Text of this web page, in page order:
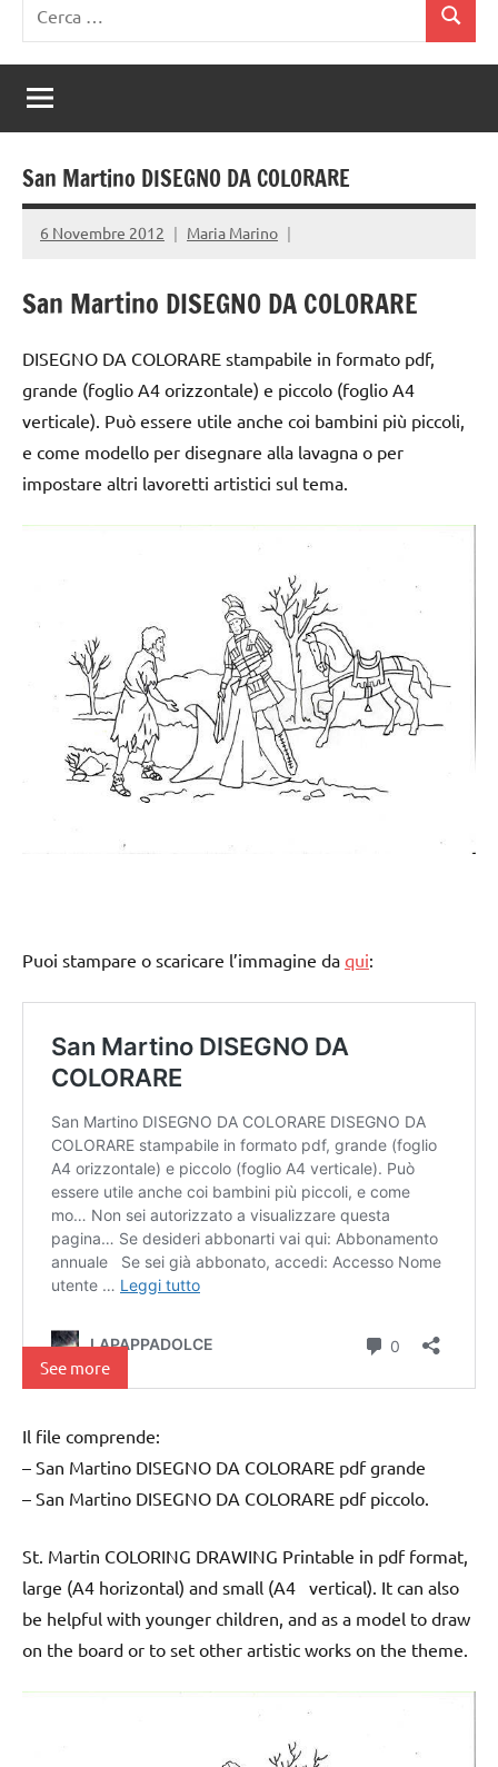
per:
Cerca
San Martino DISEGNO DA COLORARE
6 Novembre 2012 Maria Marino
San Martino DISEGNO DA COLORARE
DISEGNO DA COLORARE stampabile in formato pdf,
grande (foglio A4 orizzontale) e piccolo (foglio A4
verticale). Può essere utile anche coi bambini più piccoli,
e come modello per disegnare alla lavagna o per
impostare altri lavoretti artistici sul tema.
Puoi stampare o scaricare l’immagine da qui:
See more
Il file comprende:
– San Martino DISEGNO DA COLORARE pdf grande
– San Martino DISEGNO DA COLORARE pdf piccolo.
St. Martin COLORING DRAWING Printable in pdf format,
large (A4 horizontal) and small (A4 vertical). It can also
be helpful with younger children, and as a model to draw
on the board or to set other artistic works on the theme.